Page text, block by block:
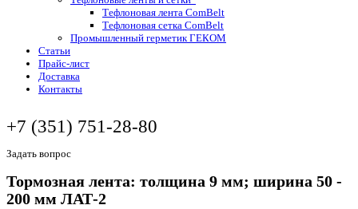
Тефлоновая лента ComBelt
Тефлоновая сетка ComBelt
Промышленный герметик ГЕКОМ
Статьи
Прайс-лист
Доставка
Контакты
+7 (351) 751-28-80
Задать вопрос
Тормозная лента: толщина 9 мм; ширина 50 -
200 мм ЛАТ-2